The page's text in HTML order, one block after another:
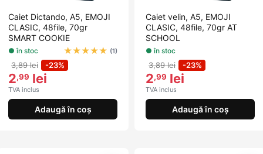
Caiet Dictando, A5, EMOJI
CLASIC, 48file, 70gr
SMART COOKIE
● în stoc ★★★★★ (1)
3,89 lei -23%
2,99 lei
TVA inclus
Adaugă în coș
Caiet velin, A5, EMOJI
CLASIC, 48file, 70gr AT
SCHOOL
● în stoc
3,89 lei -23%
2,99 lei
TVA inclus
Adaugă în coș